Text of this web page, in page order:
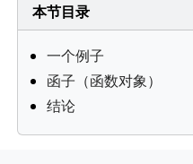
本节目录
一个例子
函子（函数对象）
结论